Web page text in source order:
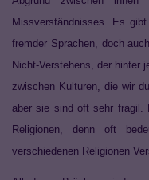
Missverständnisses. Es
fremder Sprachen, doch
Nicht-Verstehens, der hinter
zwischen Kulturen, die wir
aber sie sind oft sehr fragil.
Religionen, denn oft
verschiedenen Religionen